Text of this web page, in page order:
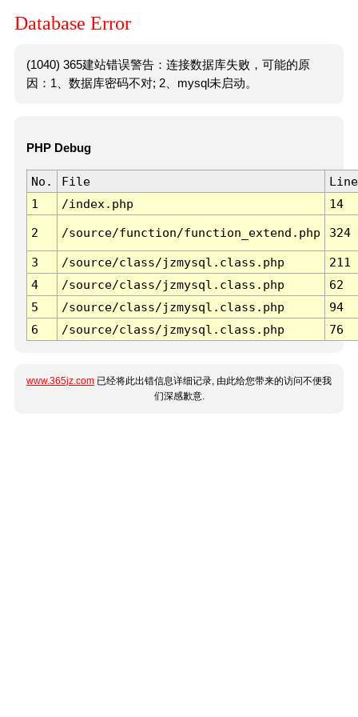
Database Error
(1040) 365建站错误警告：连接数据库失败，可能的原
因：1、数据库密码不对; 2、mysql未启动。
PHP Debug
No. File
Line
1
/index.php 14
2 /source/function/function_extend.php 324
3 /source/class/jzmysql.class.php
211
4
/source/class/jzmysql.class.php
62
5
/source/class/jzmysql.class.php
94
6
/source/class/jzmysql.class.php 76
www.365jz.com 已经将此出错信息详细记录, 由此给您带来的访问不便我
们深感歉意.